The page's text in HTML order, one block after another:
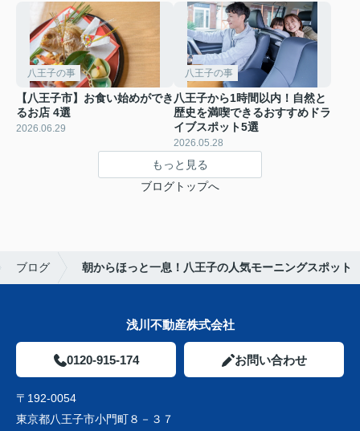
八王子の事
【八王子市】お食い始めができ
るお店 4選
2026.06.29
八王子の事
八王子から1時間以内！自然と
歴史を満喫できるおすすめドラ
イブスポット5選
2026.05.28
もっと見る
ブログトップへ
ブログ 朝からほっと一息！八王子の人気モーニングスポット
浅川不動産株式会社
0120-915-174 お問い合わせ
〒192-0054
東京都八王子市小門町８－３７